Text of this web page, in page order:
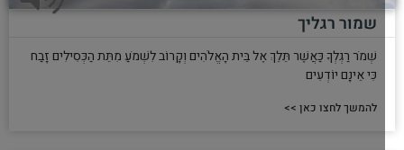
שמור רגליך
שְׁמֹר רַגְלְךָ כַּאֲשֶׁר תֵּלֵךְ אֶל בֵּית הָאֱלֹהִים וְקָרוֹב לִשְׁמֹעַ מִתֵּת הַכְּסִילִים זָבַח
כִּי אֵינָם יוֹדְעִים
להמשך לחצו כאן >>